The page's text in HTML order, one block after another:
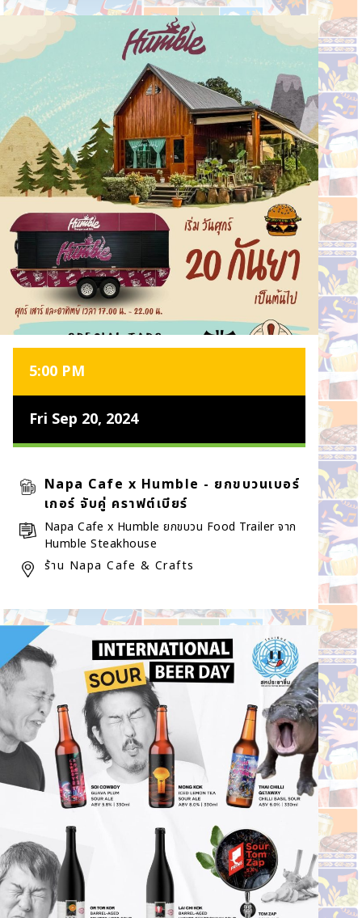
5:00 PM
Fri Sep 20, 2024
Napa Cafe x Humble - ยกขบวนเบอร์
เกอร์ จับคู่ คราฟต์เบียร์
Napa Cafe x Humble ยกขบวน Food Trailer จาก
Humble Steakhouse
ร้าน Napa Cafe & Crafts